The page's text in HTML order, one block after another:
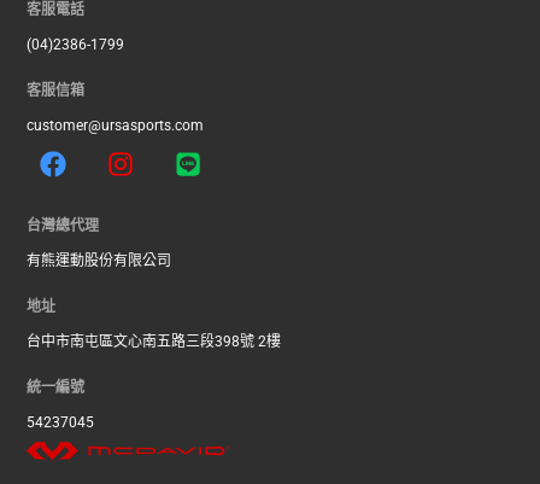
台灣總代理
有熊運動股份有限公司
地址
台中市南屯區文心南五路三段398號 2樓
統一編號
54237045
客服電話
(04)2386-1799
客服信箱
customer@ursasports.com
F
a
e
b
o
k
I
n
a
a
L
i